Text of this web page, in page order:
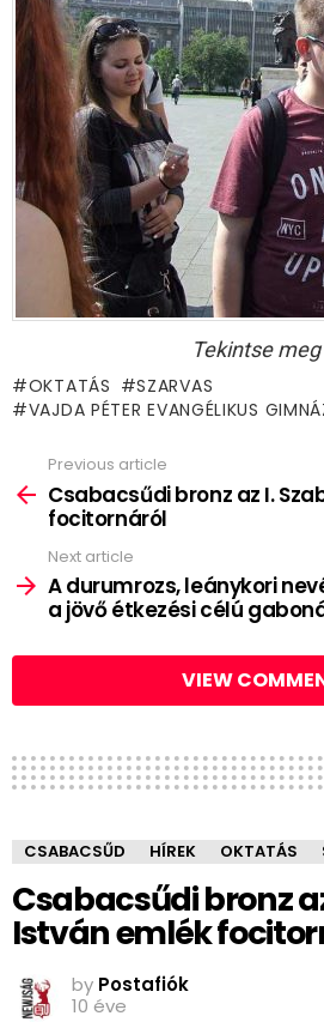
Tekintse
OKTATÁS
SZARVAS
VAJDA PÉTER EVANGÉLIKUS
more
Previous article
Csabacsűdi bronz az I.
focitornáról
Next article
A durumrozs, leánykori
a jövő étkezési célú
VIEW
CSABACSŰD HÍREK OKTATÁS
Csabacsűdi bronz
István emlék
by Postafiók
10 éve